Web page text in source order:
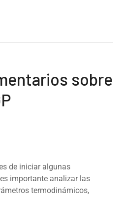
sobre
de iniciar algunas
importante analizar las
termodinámicos,